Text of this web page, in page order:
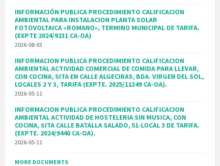
INFORMACIÓN PUBLICA PROCEDIMIENTO CALIFICACION
AMBIENTAL PARA INSTALACION PLANTA SOLAR
FOTOVOLTAICA «ROMANO», TERMINO MUNICIPAL DE TARIFA.
(EXPTE 2024/9231 CA-OA)
2026-08-03
INFORMACION PUBLICA PROCEDIMIENTO CALIFICACION
AMBIENTAL ACTIVIDAD COMERCIAL DE COMIDA PARA LLEVAR,
CON COCINA, SITA EN CALLE ALGECIRAS, BDA. VIRGEN DEL SOL,
LOCALES 2 Y 3, TARIFA (EXPTE. 2025/11349 CA-OA).
2026-05-11
INFORMACION PUBLICA PROCEDIMIENTO CALIFICACION
AMBIENTAL ACTIVIDAD DE HOSTELERIA SIN MUSICA, CON
COCINA, SITA CALLE BATALLA SALADO, 51-LOCAL 3 DE TARIFA.
(EXPTE. 2024/9440 CA-OA).
2026-05-11
MORE DOCUMENTS